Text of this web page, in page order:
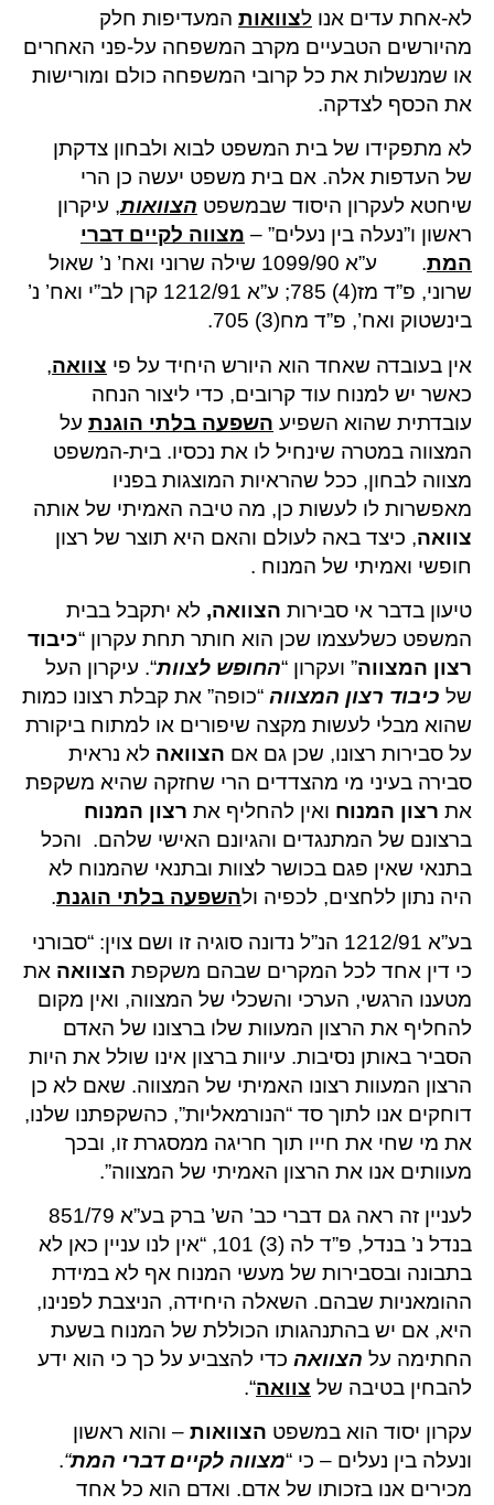
לא-אחת עדים אנו לצוואות המעדיפות חלק
מהיורשים הטבעיים מקרב המשפחה על-פני האחרים
או שמנשלות את כל קרובי המשפחה כולם ומורישות
את הכסף לצדקה.
לא מתפקידו של בית המשפט לבוא ולבחון צדקתן
של העדפות אלה. אם בית משפט יעשה כן הרי
שיחטא לעקרון היסוד שבמשפט הצוואות, עיקרון
ראשון ו”נעלה בין נעלים” – מצווה לקיים דברי
המת
. ע”א 1099/90 שילה שרוני ואח’ נ’ שאול
שרוני, פ”ד מז(4) 785; ע”א 1212/91 קרן לב”י ואח’ נ’
בינשטוק ואח’, פ”ד מח(3) 705.
אין בעובדה שאחד הוא היורש היחיד על פי צוואה,
כאשר יש למנוח עוד קרובים, כדי ליצור הנחה
עובדתית שהוא השפיע השפעה בלתי הוגנת על
המצווה במטרה שינחיל לו את נכסיו. בית-המשפט
מצווה לבחון, ככל שהראיות המוצגות בפניו
מאפשרות לו לעשות כן, מה טיבה האמיתי של אותה
צוואה, כיצד באה לעולם והאם היא תוצר של רצון
חופשי ואמיתי של המנוח .
טיעון בדבר אי סבירות הצוואה, לא יתקבל בבית
המשפט כשלעצמו שכן הוא חותר תחת עקרון “כיבוד
רצון המצווה” ועקרון “החופש לצוות“. עיקרון העל
של כיבוד רצון המצווה “כופה” את קבלת רצונו כמות
שהוא מבלי לעשות מקצה שיפורים או למתוח ביקורת
על סבירות רצונו, שכן גם אם הצוואה לא נראית
סבירה בעיני מי מהצדדים הרי שחזקה שהיא משקפת
את רצון המנוח ואין להחליף את רצון המנוח
ברצונם של המתנגדים והגיונם האישי שלהם. והכל
בתנאי שאין פגם בכושר לצוות ובתנאי שהמנוח לא
היה נתון ללחצים, לכפיה ולהשפעה בלתי הוגנת.
בע”א 1212/91 הנ”ל נדונה סוגיה זו ושם צוין: “סבורני
כי דין אחד לכל המקרים שבהם משקפת הצוואה את
מטענו הרגשי, הערכי והשכלי של המצווה, ואין מקום
להחליף את הרצון המעוות שלו ברצונו של האדם
הסביר באותן נסיבות. עיוות ברצון אינו שולל את היות
הרצון המעוות רצונו האמיתי של המצווה. שאם לא כן
דוחקים אנו לתוך סד “הנורמאליות”, כהשקפתנו שלנו,
את מי שחי את חייו תוך חריגה ממסגרת זו, ובכך
מעוותים אנו את הרצון האמיתי של המצווה”.
לעניין זה ראה גם דברי כב’ הש’ ברק בע”א 851/79
בנדל נ’ בנדל, פ”ד לה (3) 101, “אין לנו עניין כאן לא
בתבונה ובסבירות של מעשי המנוח אף לא במידת
ההומאניות שבהם. השאלה היחידה, הניצבת לפנינו,
היא, אם יש בהתנהגותו הכוללת של המנוח בשעת
החתימה על הצוואה כדי להצביע על כך כי הוא ידע
להבחין בטיבה של צוואה“.
עקרון יסוד הוא במשפט הצוואות – והוא ראשון
ונעלה בין נעלים – כי “מצווה לקיים דברי המת“
.
מכירים אנו בזכותו של אדם. ואדם הוא כל אחד